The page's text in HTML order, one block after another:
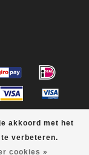
akkoord met het
verbeteren.
cookies »